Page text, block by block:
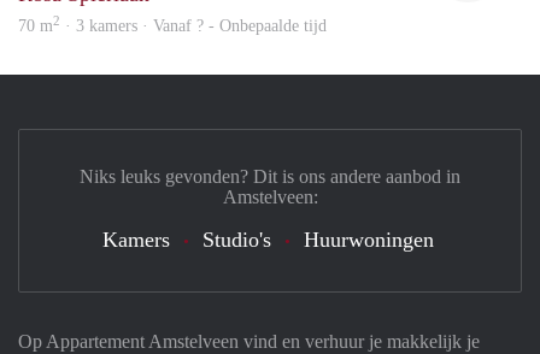
70 m2 · 3 kamers · Vanaf ? - Onbepaalde tijd
Op Appartement Amstelveen vind en verhuur je makkelijk je
Niks leuks gevonden? Dit is ons andere aanbod in
Amstelveen:
Kamers Studio's Huurwoningen